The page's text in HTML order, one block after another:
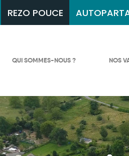
REZO POUCE
QUI SOMMES-NOUS ? NOS